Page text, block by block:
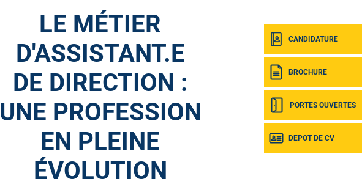
CANDIDATURE
BROCHURE
PORTES OUVERTES
DEPOT DE CV
LE MÉTIER
D'ASSISTANT.E
DE DIRECTION :
UNE PROFESSION
EN PLEINE
ÉVOLUTION